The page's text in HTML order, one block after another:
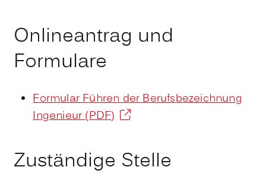
Onlineantrag und
Formulare
Formular Führen der Berufsbezeichnung
Ingenieur (PDF)
Zuständige Stelle